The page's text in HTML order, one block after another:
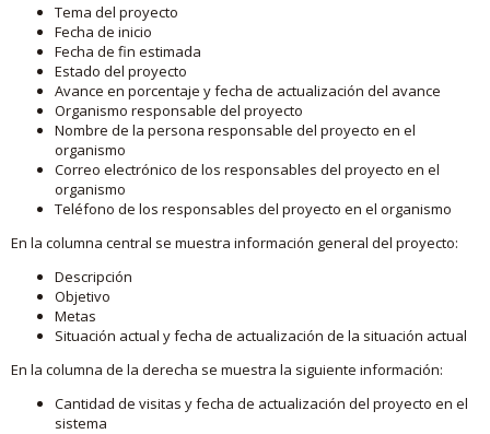
Tema del proyecto
Fecha de inicio
Fecha de fin estimada
Estado del proyecto
Avance en porcentaje y fecha de actualización del avance
Organismo responsable del proyecto
Nombre de la persona responsable del proyecto en el
organismo
Correo electrónico de los responsables del proyecto en el
organismo
Teléfono de los responsables del proyecto en el organismo
En la columna central se muestra información general del proyecto:
Descripción
Objetivo
Metas
Situación actual y fecha de actualización de la situación actual
En la columna de la derecha se muestra la siguiente información:
Cantidad de visitas y fecha de actualización del proyecto en el
sistema